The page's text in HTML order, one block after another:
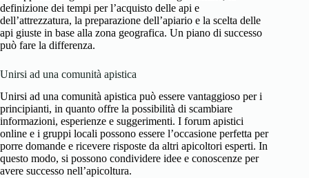
definizione dei tempi per l’acquisto delle api e
dell’attrezzatura, la preparazione dell’apiario e la scelta delle
api giuste in base alla zona geografica. Un piano di successo
può fare la differenza.
Unirsi ad una comunità apistica
Unirsi ad una comunità apistica può essere vantaggioso per i
principianti, in quanto offre la possibilità di scambiare
informazioni, esperienze e suggerimenti. I forum apistici
online e i gruppi locali possono essere l’occasione perfetta per
porre domande e ricevere risposte da altri apicoltori esperti. In
questo modo, si possono condividere idee e conoscenze per
avere successo nell’apicoltura.